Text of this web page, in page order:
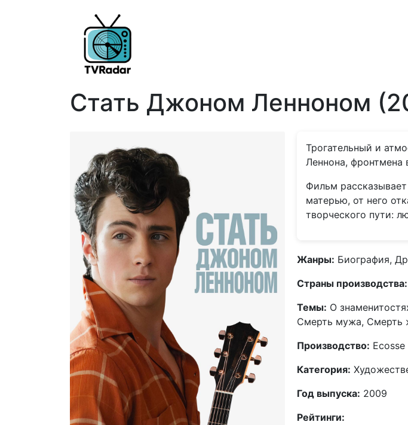
Стать Джоном Ленноном
Трогательный и
Леннона, фронтмена
Фильм
матерью, от него
творческого пути:
Жанры: Биография,
Страны производства:
Темы: О
Смерть мужа, Смерть
Производство:
Категория:
Год выпуска: 2009
Рейтинги: